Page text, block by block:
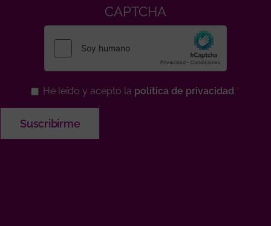
CAPTCHA
He leído y acepto la política de privacidad